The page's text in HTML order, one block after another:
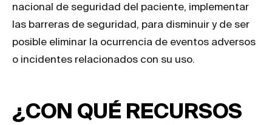
nacional de seguridad del paciente, implementar
las barreras de seguridad, para disminuir y de ser
posible eliminar la ocurrencia de eventos adversos
o incidentes relacionados con su uso.
¿CON QUÉ RECURSOS